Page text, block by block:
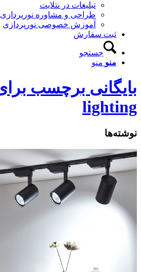
تبلیغات در نتلایت
طراحی و مشاوره نورپردازی
آموزش خصوصی نورپردازی
ثبت سفارش
جستجو
منو منو
lighting
نوشته‌ها